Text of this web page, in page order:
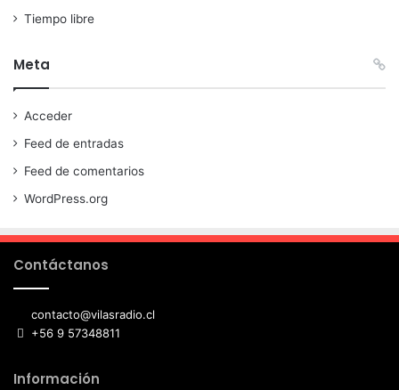
Tiempo libre
Meta
Acceder
Feed de entradas
Feed de comentarios
WordPress.org
Contáctanos
contacto@vilasradio.cl
+56 9 57348811
Información